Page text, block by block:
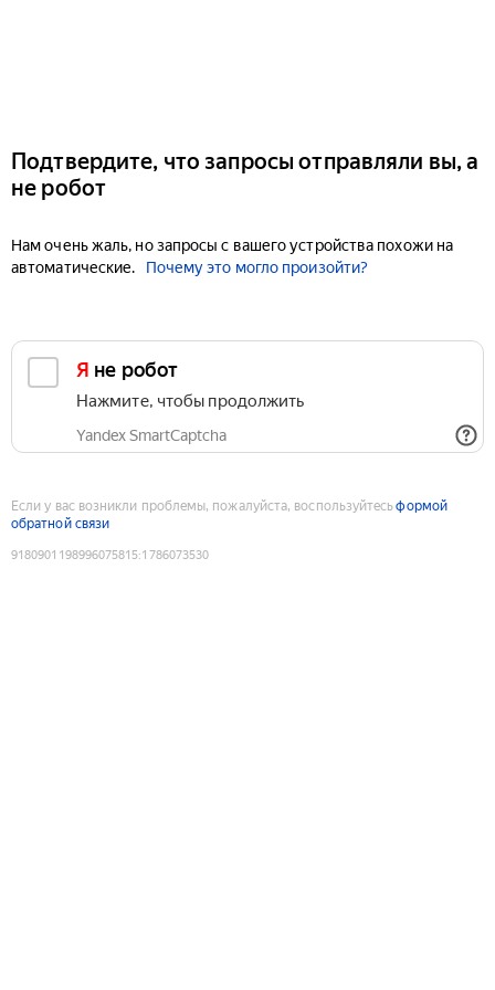
Подтвердите, что запросы отправляли вы, а
не робот
Нам очень жаль, но запросы с вашего устройства похожи на
автоматические.
Почему это могло произойти?
Я не робот
Нажмите, чтобы продолжить
Yandex SmartCaptcha
Если у вас возникли проблемы, пожалуйста, воспользуйтесьформой
обратной связи
9180901198996075815:1786073530